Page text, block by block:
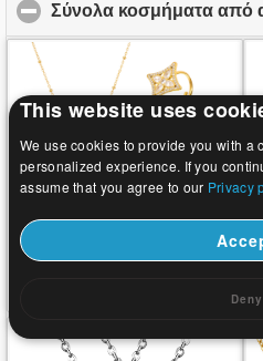
Σύνολα κοσμήματα από
This website uses
We use cookies to provide you with a
personalized experience. If you
assume that you agree to our Privacy
Deny